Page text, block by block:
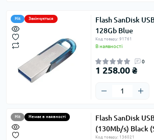
Hit Закінчується
Flash SanDisk
128Gb Blue
Код товару: 91761
В наявності
0
1 258.00 ₴
Hit Немає в наявності
Flash SanDisk
(130Mb/s) Black
Код товару: 136021